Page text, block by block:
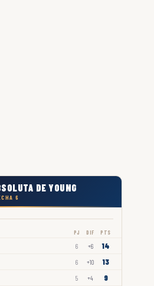
DE YOUNG
6
PJ DIF PTS
6 +6 14
6 +10 13
5 +4 9